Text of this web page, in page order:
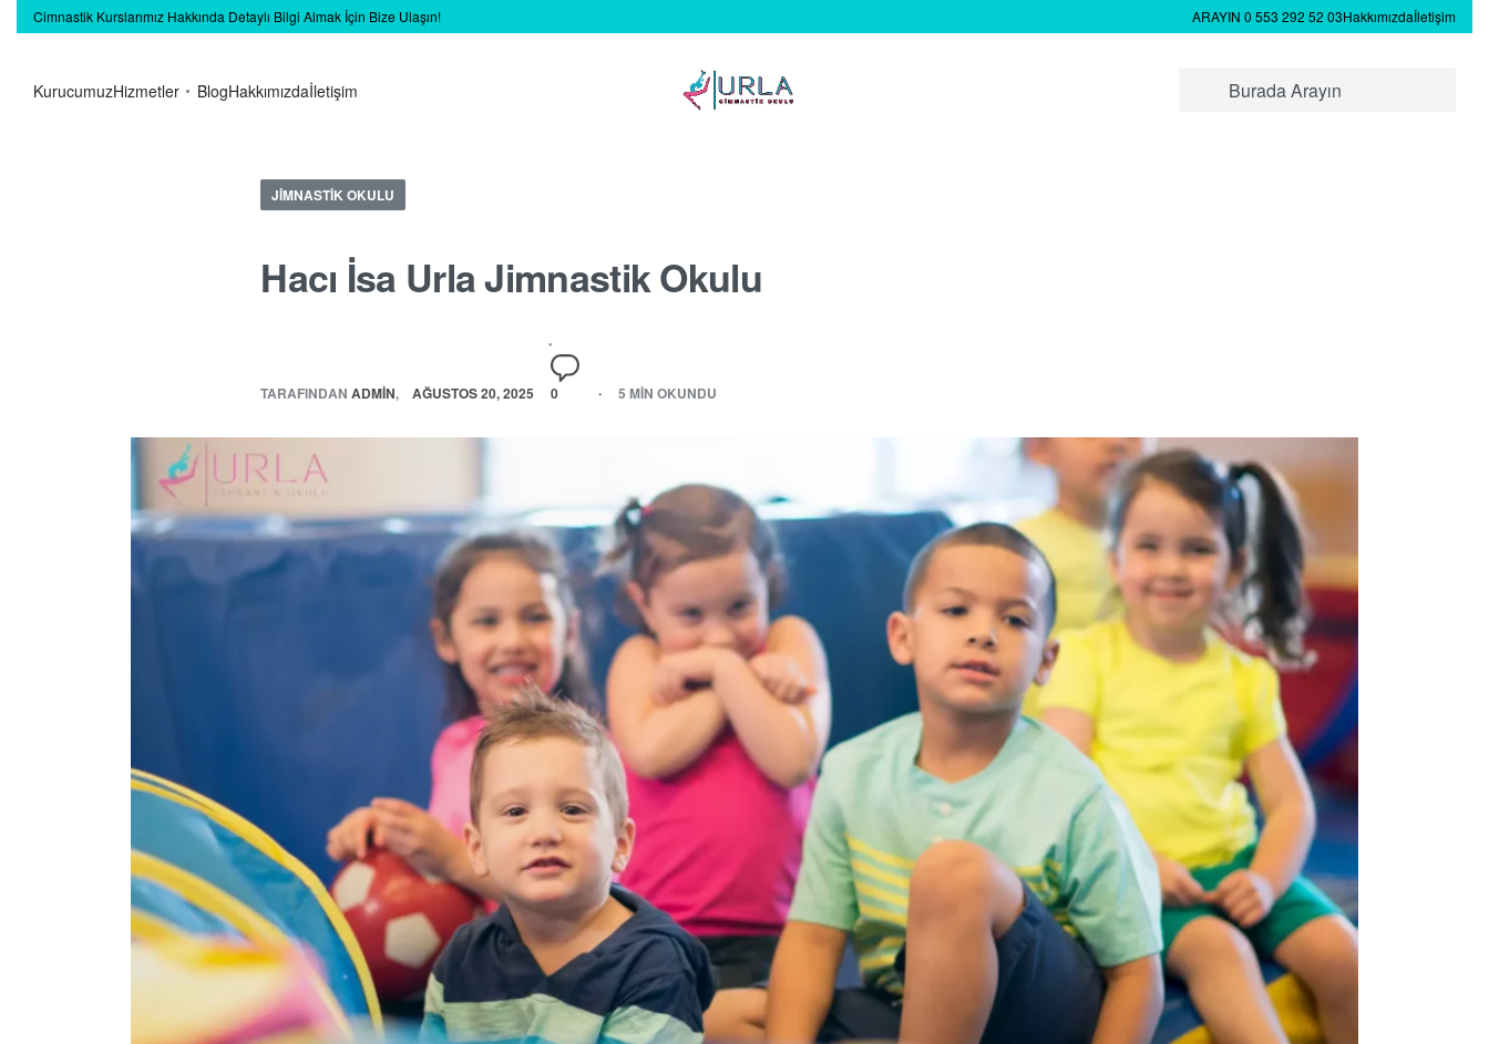
Cimnastik Kurslarımız Hakkında Detaylı Bilgi Almak İçin Bize Ulaşın! ARAYIN 0 553 292 52 03Hakkımızdaİletişim
KurucumuzHizmetler BlogHakkımızdaİletişim
JIMNASTIK OKULU
Hacı İsa Urla Jimnastik Okulu
TARAFINDANADMIN AĞUSTOS 20, 2025 0 5 MIN OKUNDU